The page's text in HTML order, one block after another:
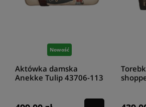
Nowość
Aktówka damska
Anekke Tulip 43706-113